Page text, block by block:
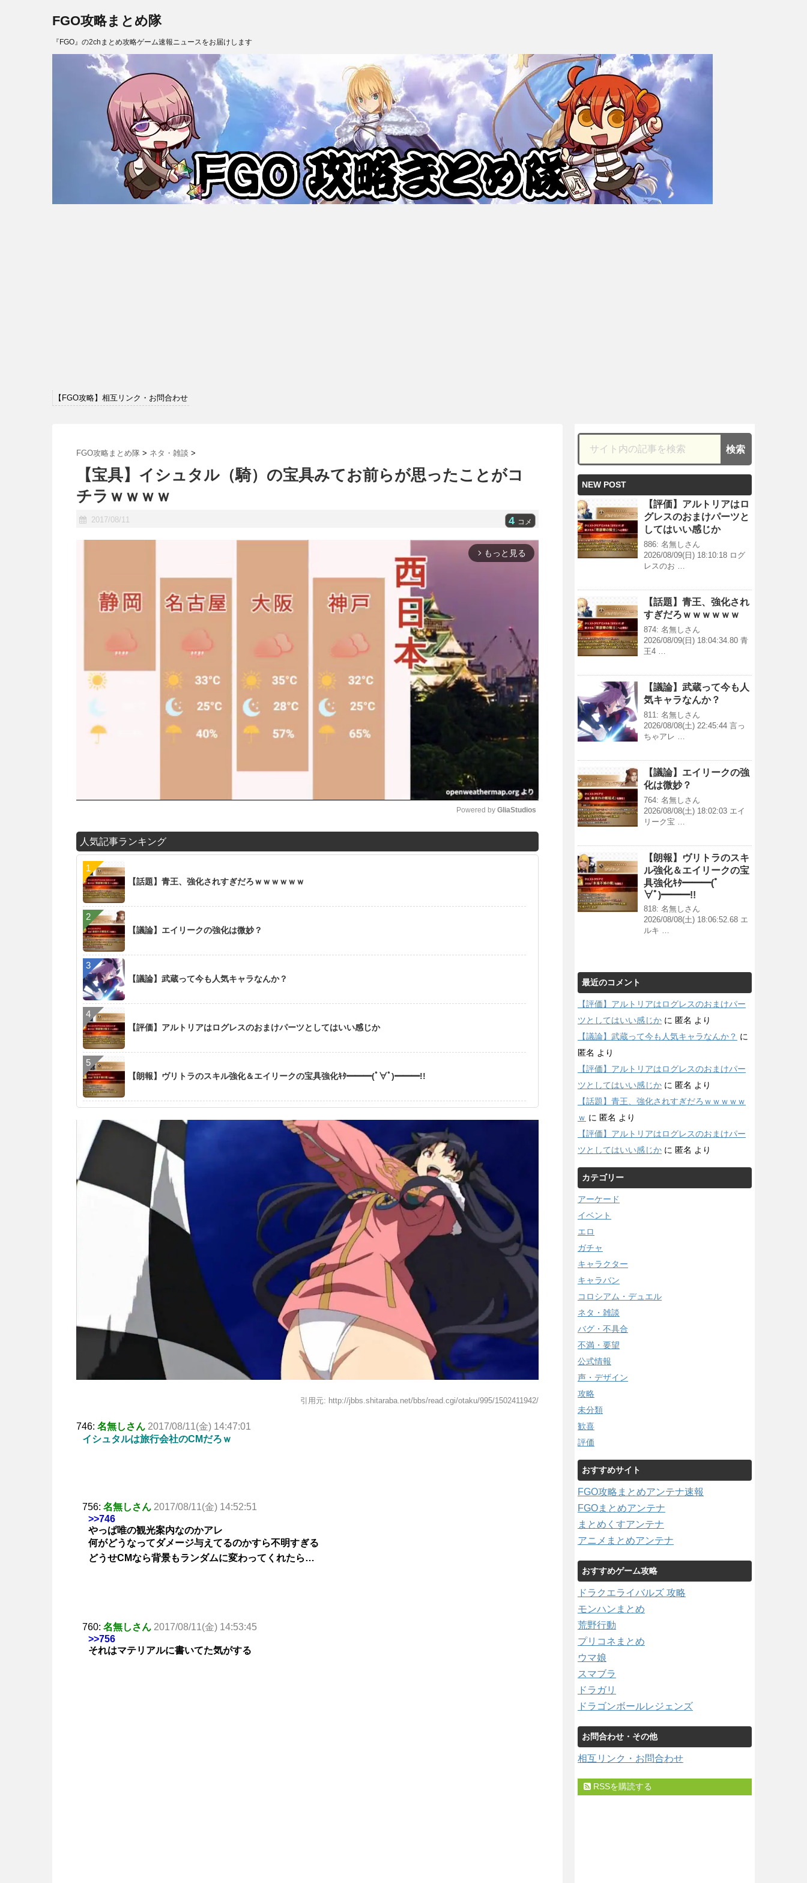
FGO攻略まとめ隊
『FGO』の2chまとめ攻略ゲーム速報ニュースをお届けします
【FGO攻略】相互リンク・お問合わせ
FGO攻略まとめ隊 > ネタ・雑談 >
【宝具】イシュタル（騎）の宝具みてお前らが思ったことがコ
チラｗｗｗｗ
2017/08/11 4 コメ
arrow_forward_ios もっと見る
Powered by GliaStudios
人気記事ランキング
【話題】青王、強化されすぎだろｗｗｗｗｗｗ
【議論】エイリークの強化は微妙？
【議論】武蔵って今も人気キャラなんか？
【評価】アルトリアはログレスのおまけパーツとしてはいい感じか
【朗報】ヴリトラのスキル強化＆エイリークの宝具強化ｷﾀ━━━(ﾟ∀ﾟ)━━━!!
引用元: http://jbbs.shitaraba.net/bbs/read.cgi/otaku/995/1502411942/
746: 名無しさん 2017/08/11(金) 14:47:01
イシュタルは旅行会社のCMだろｗ
756: 名無しさん 2017/08/11(金) 14:52:51
>>746
やっぱ唯の観光案内なのかアレ
何がどうなってダメージ与えてるのかすら不明すぎる
どうせCMなら背景もランダムに変わってくれたら…
760: 名無しさん 2017/08/11(金) 14:53:45
>>756
それはマテリアルに書いてた気がする
NEW POST
【評価】アルトリアはロ
グレスのおまけパーツと
してはいい感じか
886: 名無しさん
2026/08/09(日) 18:10:18 ログ
レスのお …
【話題】青王、強化され
すぎだろｗｗｗｗｗｗ
874: 名無しさん
2026/08/09(日) 18:04:34.80 青
王4 …
【議論】武蔵って今も人
気キャラなんか？
811: 名無しさん
2026/08/08(土) 22:45:44 言っ
ちゃアレ …
【議論】エイリークの強
化は微妙？
764: 名無しさん
2026/08/08(土) 18:02:03 エイ
リーク宝 …
【朗報】ヴリトラのスキ
ル強化＆エイリークの宝
具強化ｷﾀ━━━(ﾟ
∀ﾟ)━━━!!
818: 名無しさん
2026/08/08(土) 18:06:52.68 エ
ルキ …
最近のコメント
【評価】アルトリアはログレスのおまけパー
ツとしてはいい感じか に 匿名 より
【議論】武蔵って今も人気キャラなんか？ に
匿名 より
【評価】アルトリアはログレスのおまけパー
ツとしてはいい感じか に 匿名 より
【話題】青王、強化されすぎだろｗｗｗｗｗ
ｗ に 匿名 より
【評価】アルトリアはログレスのおまけパー
ツとしてはいい感じか に 匿名 より
カテゴリー
アーケード
イベント
エロ
ガチャ
キャラクター
キャラバン
コロシアム・デュエル
ネタ・雑談
バグ・不具合
不満・要望
公式情報
声・デザイン
攻略
未分類
歓喜
評価
おすすめサイト
FGO攻略まとめアンテナ速報
FGOまとめアンテナ
まとめくすアンテナ
アニメまとめアンテナ
おすすめゲーム攻略
ドラクエライバルズ 攻略
モンハンまとめ
荒野行動
プリコネまとめ
ウマ娘
スマブラ
ドラガリ
ドラゴンボールレジェンズ
お問合わせ・その他
相互リンク・お問合わせ
RSSを購読する